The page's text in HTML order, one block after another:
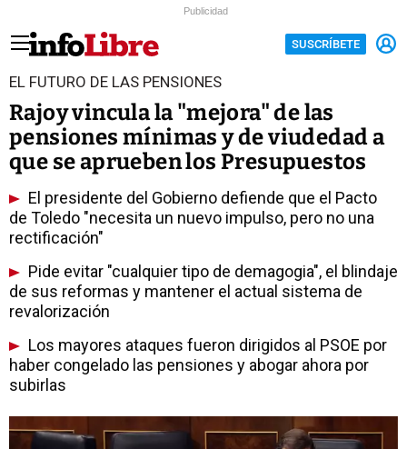
Publicidad
SUSCRÍBETE
EL FUTURO DE LAS PENSIONES
Rajoy vincula la "mejora" de las
pensiones mínimas y de viudedad a
que se aprueben los Presupuestos
El presidente del Gobierno defiende que el Pacto
de Toledo "necesita un nuevo impulso, pero no una
rectificación"
Pide evitar "cualquier tipo de demagogia", el blindaje
de sus reformas y mantener el actual sistema de
revalorización
Los mayores ataques fueron dirigidos al PSOE por
haber congelado las pensiones y abogar ahora por
subirlas